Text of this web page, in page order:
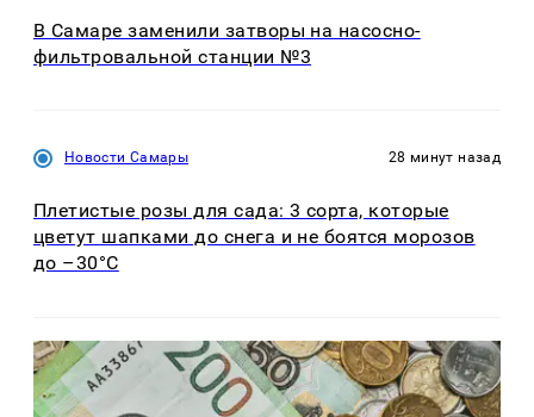
В Самаре заменили затворы на насосно-
фильтровальной станции №3
Новости Самары 28 минут назад
Плетистые розы для сада: 3 сорта, которые
цветут шапками до снега и не боятся морозов
до –30°C